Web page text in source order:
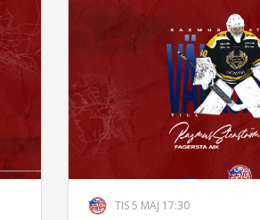
TIS 5 MAJ 17:30